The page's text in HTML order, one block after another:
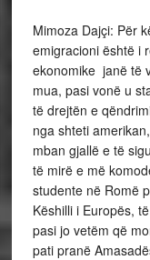
Mimoza Dajçi: Për
emigracioni është i
ekonomike janë të
mua, pasi vonë u
të drejtën e
nga shteti
mban gjallë e të
të mirë e më
studente në Romë
Këshilli i Europës,
pasi jo vetëm që
pati pranë